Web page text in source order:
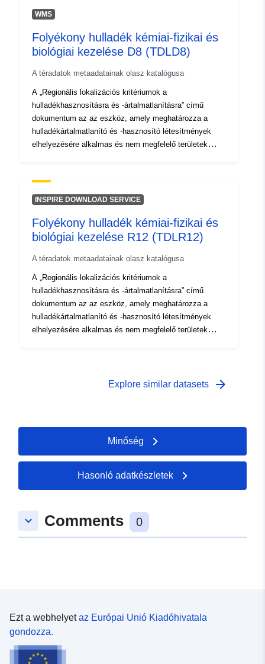
WMS
Folyékony hulladék kémiai-fizikai és
biológiai kezelése D8 (TDLD8)
A téradatok metaadatainak olasz katalógusa
A „Regionális lokalizációs kritériumok a
hulladékhasznosításra és -ártalmatlanításra” című
dokumentum az az eszköz, amely meghatározza a
hulladékártalmatlanító és -hasznosító létesítmények
elhelyezésére alkalmas és nem megfelelő területek
létesítmények azonosításának kritériumait.
INSPIRE DOWNLOAD SERVICE
Folyékony hulladék kémiai-fizikai és
biológiai kezelése R12 (TDLR12)
A téradatok metaadatainak olasz katalógusa
A „Regionális lokalizációs kritériumok a
hulladékhasznosításra és -ártalmatlanításra” című
dokumentum az az eszköz, amely meghatározza a
hulladékártalmatlanító és -hasznosító létesítmények
elhelyezésére alkalmas és nem megfelelő területek
Explore similar datasets arrow_forward
Minőség
Hasonló adatkészletek
keyboard_arrow_down Comments 0
Ezt a webhelyetaz Európai Unió Kiadóhivatala
gondozza.